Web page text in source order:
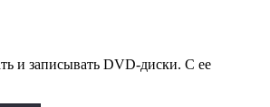
и записывать DVD-диски. С ее